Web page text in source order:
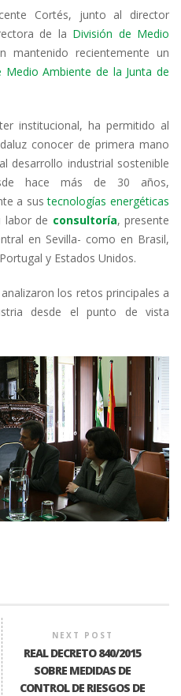
ai
l
m
p
ar
r
Cortés, junto al director
de la División de Medio
mantenido recientemente un
Medio Ambiente de la Junta de
institucional, ha permitido al
conocer de primera mano
desarrollo industrial sostenible
hace más de 30 años,
a sustecnologías energéticas
labor de consultoría, presente
en Sevilla- como en Brasil,
y Estados Unidos.
los retos principales a
desde el punto de vista
NEXT POST
REAL DECRETO 840/2015
SOBRE MEDIDAS DE
CONTROL DE RIESGOS DE